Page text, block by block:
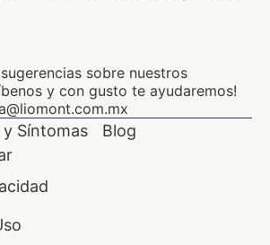
sobre nuestros
y con gusto te ayudaremos!
y Síntomas
Blog